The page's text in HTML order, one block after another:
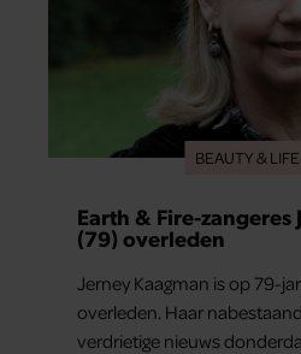
BEAUTY &
Earth & Fire-zangeres
(79) overleden
Jerney Kaagman is op 79-
overleden. Haar
verdrietige nieuws